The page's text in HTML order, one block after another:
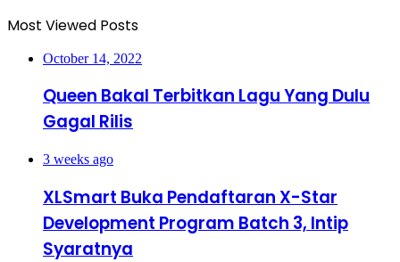
Most Viewed Posts
October 14, 2022
Queen Bakal Terbitkan Lagu Yang Dulu
Gagal Rilis
3 weeks ago
XLSmart Buka Pendaftaran X-Star
Development Program Batch 3, Intip
Syaratnya